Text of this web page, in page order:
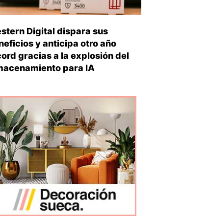
Digital dispara sus
y anticipa otro año
gracias a la explosión del
para IA